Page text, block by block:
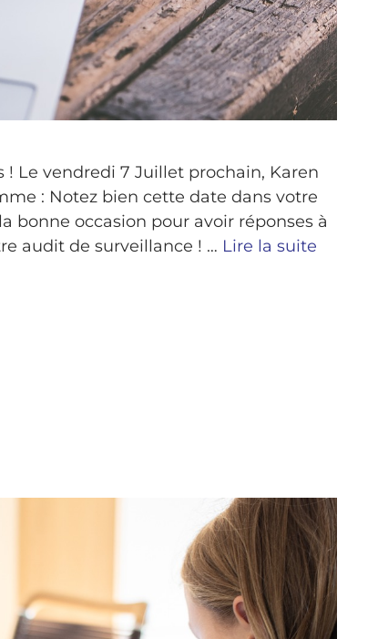
! Le vendredi 7 Juillet prochain, Karen
: Notez bien cette date dans votre
bonne occasion pour avoir réponses à
audit de surveillance ! … Lire la suite